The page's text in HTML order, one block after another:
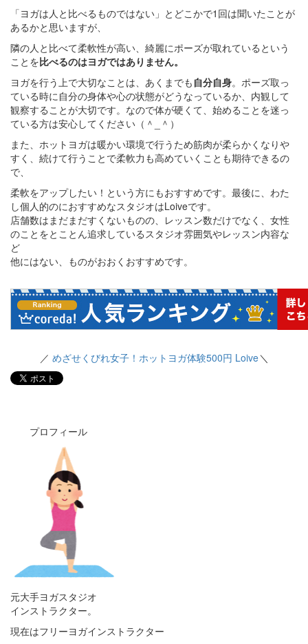
「ヨガは人と比べるものではない」とどこかで1回は聞いたことが
あるかと思いますが、
隣の人と比べて柔軟性が高い、綺麗にポーズが取れているという
ことを比べるのはヨガではありません。
ヨガを行う上で大切なことは、あくまでも 自分自身。ポーズ取っ
ている時に自分の身体や心の状態がどうなっているか、内観して
観察することが大切です。なので体が硬くて、始めることを迷っ
ている方は安心してください（＾_＾）
また、ホットヨガは暖かい環境で行うため筋肉が柔らかくなりや
すく、続けて行うことで柔軟力も高めていくことも期待できるの
で、
柔軟をアップしたい！という方にもおすすめです。最後に、わた
し個人的のにおすすめなスタジオはLoiveです。
店舗数はまだまだすくないものの、レッスン数だけでなく、女性
のことをとことん追求しているスタジオ雰囲気やレッスン内容な
ど
他にはない、ものがおおくおすすめです。
／ めざせくびれ女子！ホットヨガ体験500円 Loive＼
プロフィール
元大手ヨガスタジオ
インストラクター。
現在はフリーヨガインストラクター